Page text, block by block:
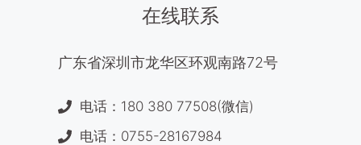
在线联系
广东省深圳市龙华区环观南路72号
电话：180 380 77508(微信)
电话：0755-28167984